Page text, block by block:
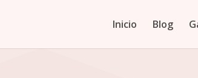
Inicio Blog